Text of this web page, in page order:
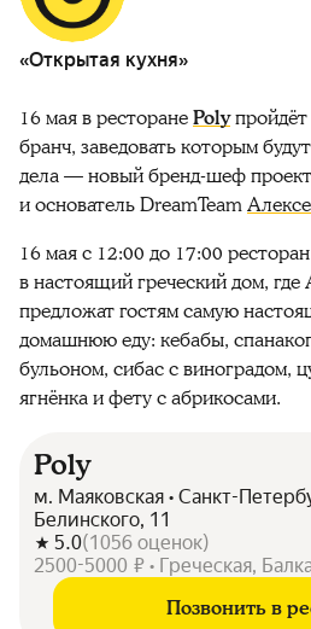
«Открытая кухня»
16 мая в ресторанеPolyпройдёт
бранч, заведовать которым
дела — новый бренд-шеф
и основатель DreamTeam
16 мая с 12:00 до 17:00
в настоящий греческий дом,
предложат гостям самую
домашнюю еду: кебабы,
бульоном, сибас с виноградом,
ягнёнка и фету с абрикосами.
Poly
м. Маяковская • Санкт-
Белинского, 11
5.0(1056 оценок)
2500-5000 ₽ • Греческая,
Позвонить в